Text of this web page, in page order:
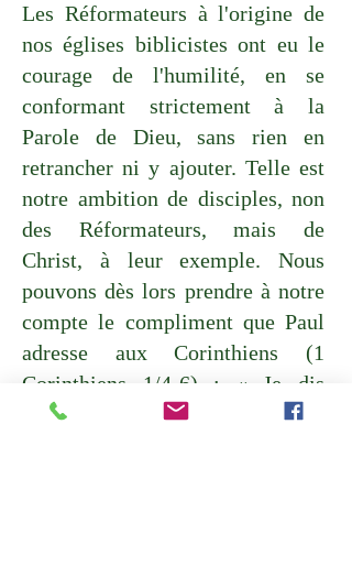
Les Réformateurs à l'origine de
nos églises biblicistes ont eu le
courage de l'humilité, en se
conformant strictement à la
Parole de Dieu, sans rien en
retrancher ni y ajouter. Telle est
notre ambition de disciples, non
des Réformateurs, mais de
Christ, à leur exemple. Nous
pouvons dès lors prendre à notre
compte le compliment que Paul
adresse aux Corinthiens (1
Corinthiens 1/4-6) : « Je dis
constamment à mon Dieu toute